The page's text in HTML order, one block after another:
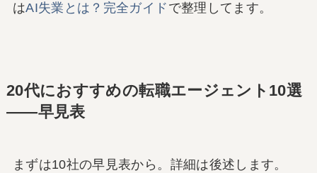
はAI失業とは？完全ガイド で整理してます。
20代におすすめの転職エージェント10選
――早見表
まずは10社の早見表から。詳細は後述します。